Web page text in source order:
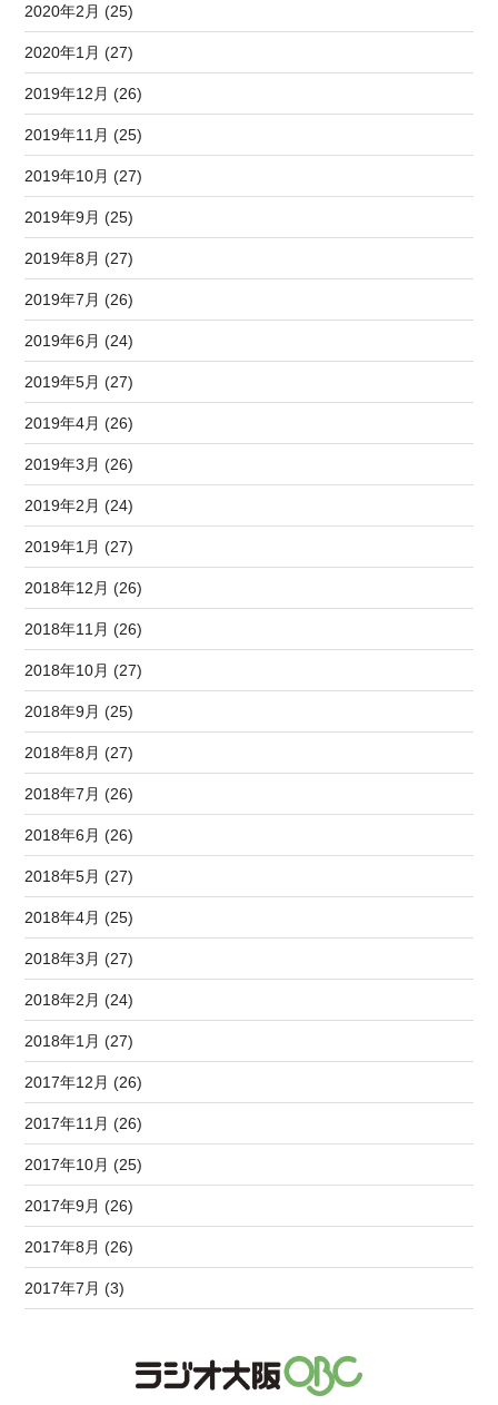
2020年2月 (25)
2020年1月 (27)
2019年12月 (26)
2019年11月 (25)
2019年10月 (27)
2019年9月 (25)
2019年8月 (27)
2019年7月 (26)
2019年6月 (24)
2019年5月 (27)
2019年4月 (26)
2019年3月 (26)
2019年2月 (24)
2019年1月 (27)
2018年12月 (26)
2018年11月 (26)
2018年10月 (27)
2018年9月 (25)
2018年8月 (27)
2018年7月 (26)
2018年6月 (26)
2018年5月 (27)
2018年4月 (25)
2018年3月 (27)
2018年2月 (24)
2018年1月 (27)
2017年12月 (26)
2017年11月 (26)
2017年10月 (25)
2017年9月 (26)
2017年8月 (26)
2017年7月 (3)